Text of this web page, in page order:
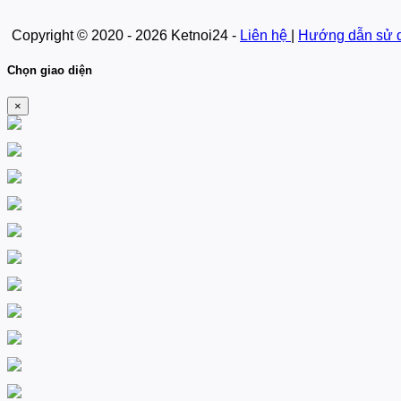
Copyright © 2020 - 2026 Ketnoi24 - Liên hệ Hướng dẫn sử
Chọn giao diện
×